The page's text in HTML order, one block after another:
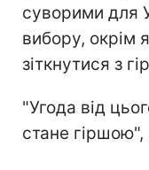
суворими для
вибору, окрім
зіткнутися з
"Угода від
стане